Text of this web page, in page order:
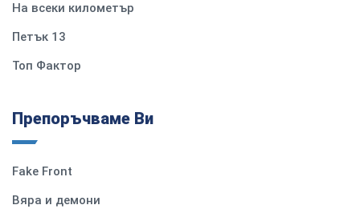
На всеки километър
Петък 13
Топ Фактор
Препоръчваме Ви
Fake Front
Вяра и демони